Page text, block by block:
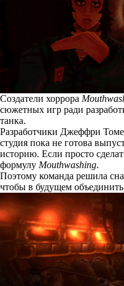
Создатели хоррора
сюжетных игр ради
танка.
Разработчики Джеффри
студия пока не готова
историю. Если просто
формулу Mouthwashing.
Поэтому команда решила
чтобы в будущем